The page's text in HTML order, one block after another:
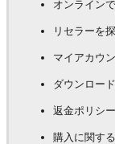
オンライン
リセラーを
マイアカウ
ダウンロード
返金ポリシー
購入に関す